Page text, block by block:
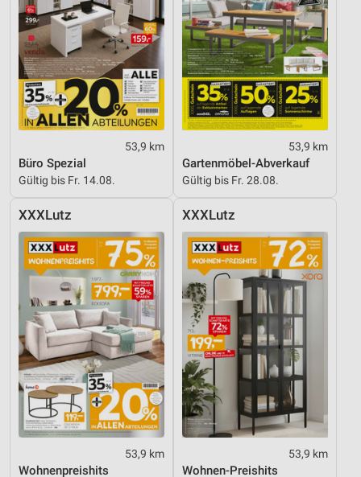
53,9 km
Büro Spezial
Gültig bis Fr. 14.08.
53,9 km
Gartenmöbel-Abverkauf
Gültig bis Fr. 28.08.
XXXLutz
53,9 km
Wohnenpreishits
XXXLutz
53,9 km
Wohnen-Preishits
Verwendung genauer Standortdaten
Geräte anhand von aktiv angeforderten
Informationen identifizieren
Nicht-IAB-Verarbeitungszwecke:
Notwendig
Funktional